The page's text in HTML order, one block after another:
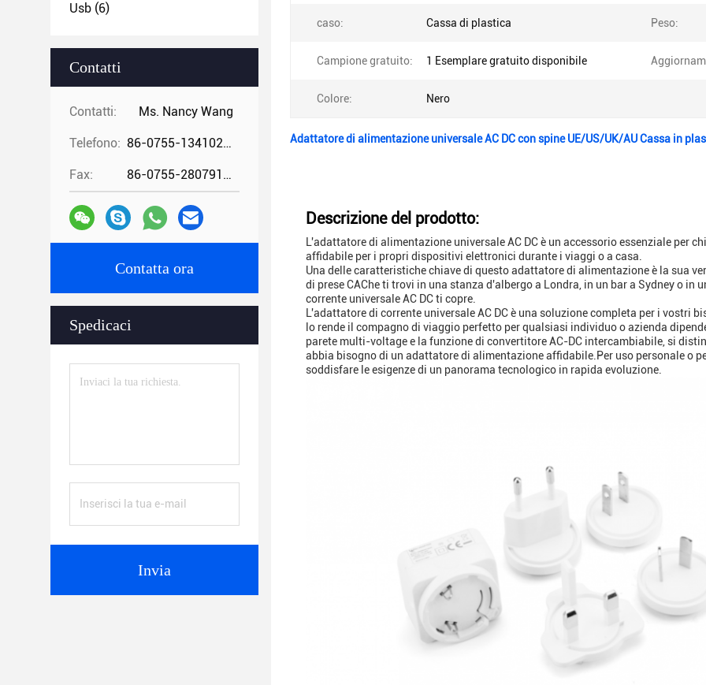
Usb (6)
Contatti
Contatti: Ms. Nancy Wang
Telefono: 86-0755-13410274294
Fax: 86-0755-28079166
Contatta ora
Spedicaci
Invia
caso: Cassa di plastica Peso:
Campione gratuito: 1 Esemplare gratuito disponibile
Colore: Nero
Adattatore di alimentazione universale AC DC con spine UE/US/UK/AU Cassa in
Descrizione del prodotto:
L'adattatore di alimentazione universale AC DC è un accessorio essenziale per
affidabile per i propri dispositivi elettronici durante i viaggi o a casa.
Una delle caratteristiche chiave di questo adattatore di alimentazione è la sua
di prese CAChe ti trovi in una stanza d'albergo a Londra, in un bar a Sydney o in
corrente universale AC DC ti copre.
L'adattatore di corrente universale AC DC è una soluzione completa per i vostri
lo rende il compagno di viaggio perfetto per qualsiasi individuo o azienda
parete multi-voltage e la funzione di convertitore AC-DC intercambiabile, si
abbia bisogno di un adattatore di alimentazione affidabile.Per uso personale o
soddisfare le esigenze di un panorama tecnologico in rapida evoluzione.